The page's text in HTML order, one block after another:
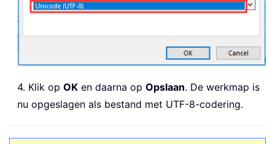
4. Klik op OK en daarna op Opslaan. De werkmap is
nu opgeslagen als bestand met UTF-8-codering.